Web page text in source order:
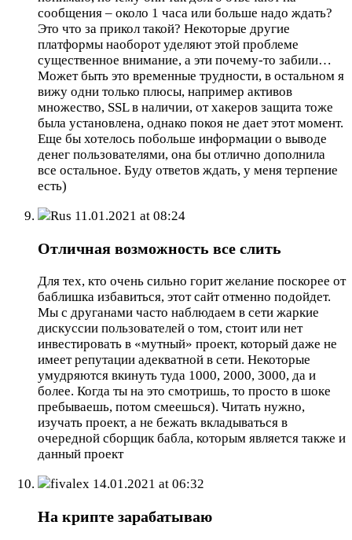
сообщения – около 1 часа или больше надо ждать?
Это что за прикол такой? Некоторые другие
платформы наоборот уделяют этой проблеме
существенное внимание, а эти почему-то забили…
Может быть это временные трудности, в остальном я
вижу одни только плюсы, например активов
множество, SSL в наличии, от хакеров защита тоже
была установлена, однако покоя не дает этот момент.
Еще бы хотелось побольше информации о выводе
денег пользователями, она бы отлично дополнила
все остальное. Буду ответов ждать, у меня терпение
есть)
Rus 11.01.2021 at 08:24
Отличная возможность все слить
Для тех, кто очень сильно горит желание поскорее от
баблишка избавиться, этот сайт отменно подойдет.
Мы с друганами часто наблюдаем в сети жаркие
дискуссии пользователей о том, стоит или нет
инвестировать в «мутный» проект, который даже не
имеет репутации адекватной в сети. Некоторые
умудряются вкинуть туда 1000, 2000, 3000, да и
более. Когда ты на это смотришь, то просто в шоке
пребываешь, потом смеешься). Читать нужно,
изучать проект, а не бежать вкладываться в
очередной сборщик бабла, которым является также и
данный проект
fivalex 14.01.2021 at 06:32
На крипте зарабатываю